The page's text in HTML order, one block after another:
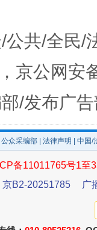
公共/全民/
京公网安
/发布广
公众采编部 法律声明 | 中国
备11011765号1至
京B2-20251785
广